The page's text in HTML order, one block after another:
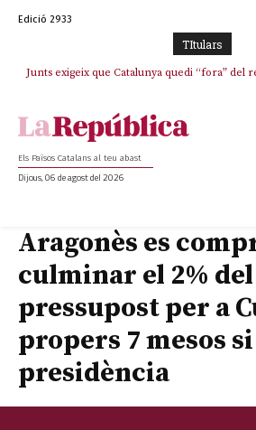
Edició 2933
TItulars
Junts exigeix que Catalunya quedi “fora”
Junqueras demana a l’Estat que assumeixi
Els Països Catalans al teu abast
Dijous, 06 de agost del 2026
Aragonès es
culminar el 2% del
pressupost per a
propers 7 mesos
presidència